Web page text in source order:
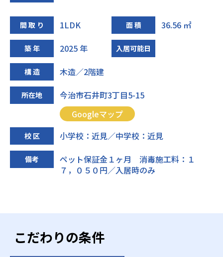
間 取 り 1LDK 面 積 36.56 ㎡
築 年 2025 年 入居可能日
構 造 木造／2階建
所在地
今治市石井町3丁目5-15
Googleマップ
校 区 小学校：近見／中学校：近見
備考
ペット保証金１ヶ月 消毒施工料：１
７，０５０円／入居時のみ
こだわりの条件